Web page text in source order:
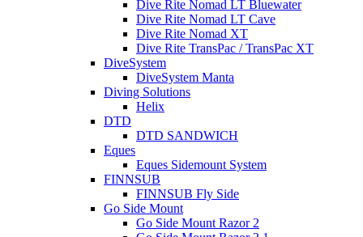
Dive Rite Nomad LT Bluewater
Dive Rite Nomad LT Cave
Dive Rite Nomad XT
Dive Rite TransPac / TransPac XT
DiveSystem
DiveSystem Manta
Diving Solutions
Helix
DTD
DTD SANDWICH
Eques
Eques Sidemount System
FINNSUB
FINNSUB Fly Side
Go Side Mount
Go Side Mount Razor 2